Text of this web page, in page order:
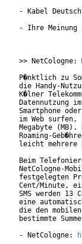
- Kabel
- Ihre Meinung
>>
P�nktlich zu
die Handy-
K�lner
Datennutzung
Smartphone
im Web
Megabyte
Roaming-
leicht mehrere
Beim
NetCologne-
festgelegten
Cent/Minute,
SMS werden
eine
die den
bestimmte
- NetCologne: